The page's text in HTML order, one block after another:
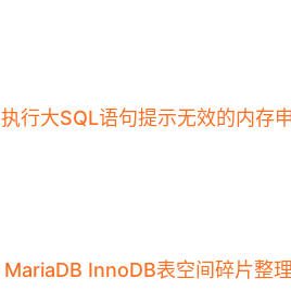
执行大SQL语句提示无效的内存
MariaDB InnoDB表空间碎片整